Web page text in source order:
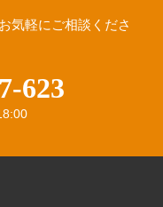
お気軽にご相談くださ
623